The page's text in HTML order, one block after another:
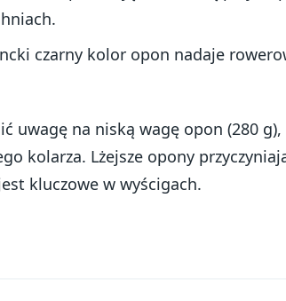
czarny kolor opon nadaje
uwagę na niską wagę opon (280
kolarza. Lżejsze opony
kluczowe w wyścigach.